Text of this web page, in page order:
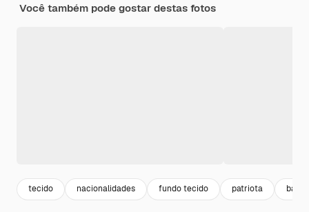
Você também pode gostar destas fotos
tecido nacionalidades fundo tecido patriota